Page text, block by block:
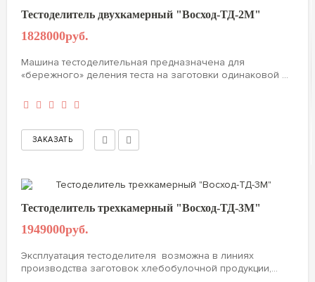
Тестоделитель двухкамерный "Восход-ТД-2М"
1828000руб.
Машина тестоделительная предназначена для
«бережного» деления теста на заготовки одинаковой ...
Тестоделитель трехкамерный "Восход-ТД-3М"
1949000руб.
Эксплуатация тестоделителя возможна в линиях
производства заготовок хлебобулочной продукции,...